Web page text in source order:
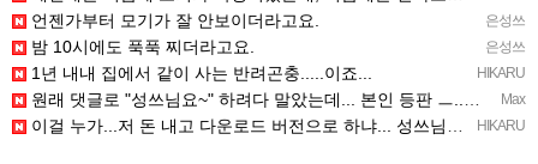
은성쓰
언젠가부터 모기가 잘 안보이더라고요.
은성쓰
밤 10시에도 푹푹 찌더라고요.
HIKARU
1년 내내 집에서 같이 사는 반려곤충.....이죠...
Max
원래 댓글로 "성쓰님요~" 하려다 말았는데... 본인 등판 ㅡ..ㅡy~
HIKARU
이걸 누가...저 돈 내고 다운로드 버전으로 하냐... 성쓰님이 계셨다!!!...